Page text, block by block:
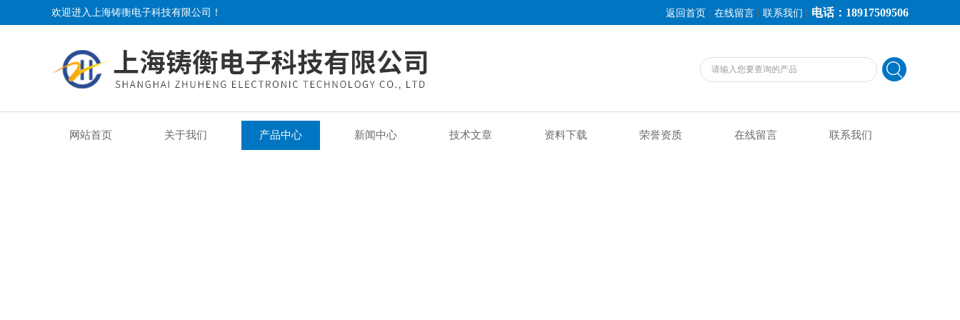
欢迎进入上海铸衡电子科技有限公司！ 返回首页 | 在线留言 | 联系我们 | 电话：18917509506
网站首页 关于我们 产品中心 新闻中心 技术文章 资料下载 荣誉资质 在线留言 联系我们